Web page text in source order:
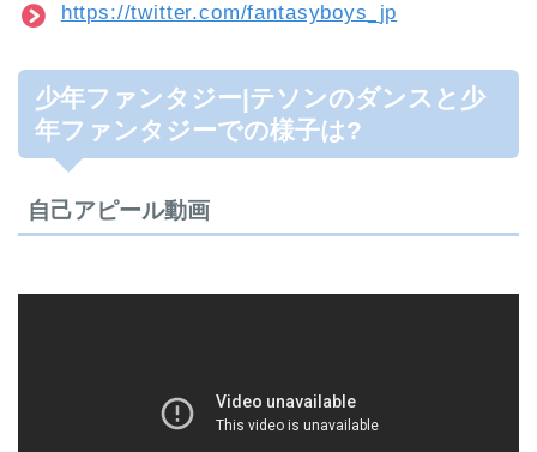
https://twitter.com/fantasyboys_jp
少年ファンタジー|テソンのダンスと少
年ファンタジーでの様子は?
自己アピール動画